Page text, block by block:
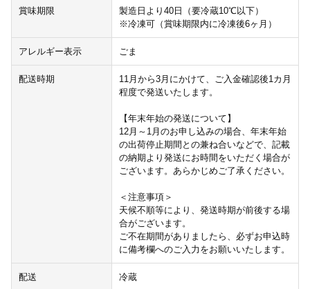
賞味期限
製造日より40日（要冷蔵10℃以下）
※冷凍可（賞味期限内に冷凍後6ヶ月）
アレルギー表示 ごま
配送時期
11月から3月にかけて、ご入金確認後1カ月
程度で発送いたします。
【年末年始の発送について】
12月～1月のお申し込みの場合、年末年始
の出荷停止期間との兼ね合いなどで、記載
の納期より発送にお時間をいただく場合が
ございます。あらかじめご了承ください。
＜注意事項＞
天候不順等により、発送時期が前後する場
合がございます。
ご不在期間がありましたら、必ずお申込時
に備考欄へのご入力をお願いいたします。
配送 冷蔵